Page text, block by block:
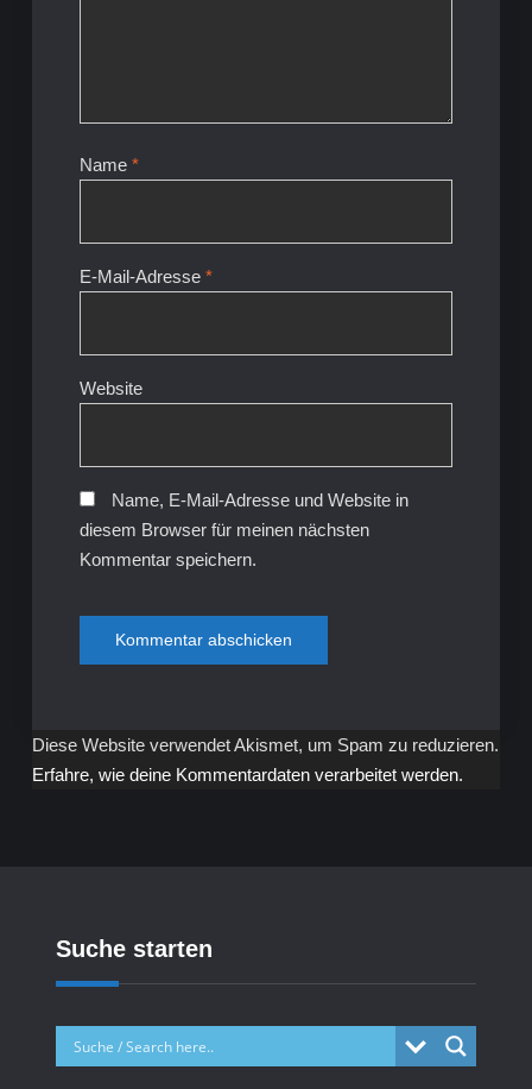
Name *
E-Mail-Adresse *
Website
Name, E-Mail-Adresse und Website in
diesem Browser für meinen nächsten
Kommentar speichern.
Diese Website verwendet Akismet, um Spam zu reduzieren.
Erfahre, wie deine Kommentardaten verarbeitet werden.
Suche starten